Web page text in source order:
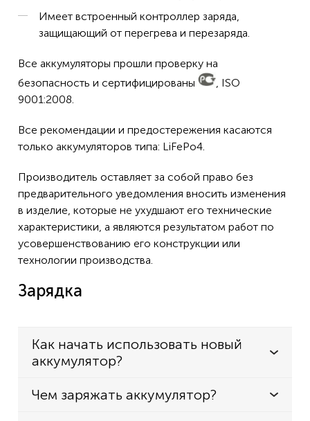
Имеет встроенный контроллер заряда,
защищающий от перегрева и перезаряда.
Все аккумуляторы прошли проверку на
безопасность и сертифицированы
, ISO
9001:2008.
Все рекомендации и предостережения касаются
только аккумуляторов типа: LiFePo4.
Производитель оставляет за собой право без
предварительного уведомления вносить изменения
в изделие, которые не ухудшают его технические
характеристики, а являются результатом работ по
усовершенствованию его конструкции или
технологии производства.
Зарядка
Как начать использовать новый
аккумулятор?
Чем заряжать аккумулятор?